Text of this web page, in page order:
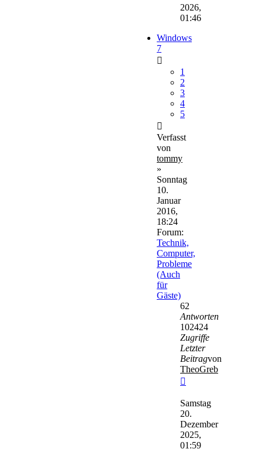
2026,
01:46
Windows
7
1
2
3
4
5
Verfasst
von
tommy
»
Sonntag
10.
Januar
2016,
18:24
Forum:
Technik,
Computer,
Probleme
(Auch
für
Gäste)
62
Antworten
102424
Zugriffe
Letzter
Beitragvon
TheoGreb
Beitrag
Samstag
20.
Dezember
2025,
01:59